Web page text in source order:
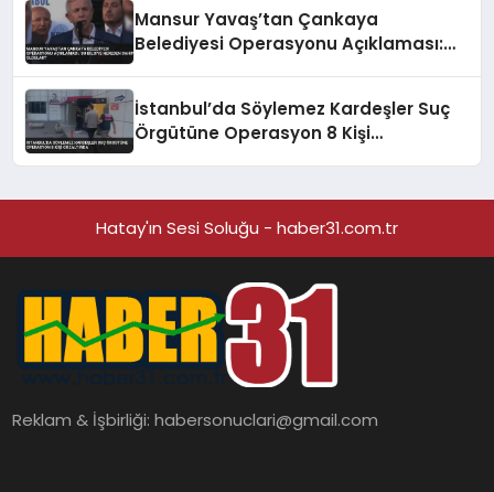
Mansur Yavaş’tan Çankaya
Belediyesi Operasyonu Açıklaması:
İstanbul’da Söylemez Kardeşler Suç
Örgütüne Operasyon 8 Kişi
Hatay'ın Sesi Soluğu - haber31.com.tr
Reklam & İşbirliği:habersonuclari@gmail.com